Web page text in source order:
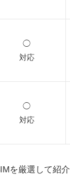
◯
対応
◯
対応
を厳選して紹